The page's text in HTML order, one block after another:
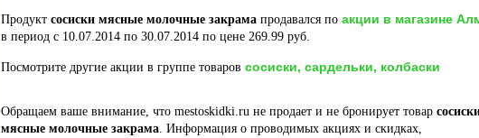
Продукт сосиски мясные молочные закрама продавался по акции в магазине
в период с 10.07.2014 по 30.07.2014 по цене 269.99 руб.
Посмотрите другие акции в группе товаров сосиски, сардельки, колбаски
Обращаем ваше внимание, что mestoskidki.ru не продает и не бронирует товар
мясные молочные закрама. Информация о проводимых акциях и скидках,